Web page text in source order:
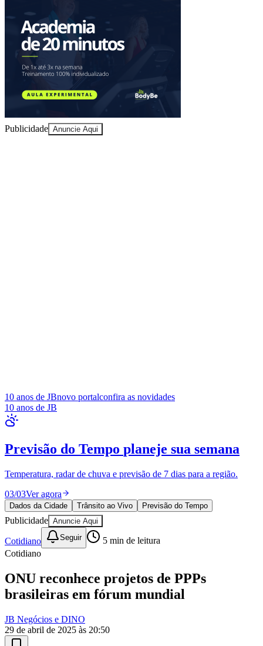
Goiás
Publicidade Anuncie Aqui
10 anos de JBnovo portalconfira as novidades
10 anos de JB
Dados da Cidade indicadores e
Orçamento municipal, indicadores sociais e dados de transparência
pública.
01/03Consultar
Dados da Cidade Trânsito ao Vivo
Publicidade Anuncie Aqui
Cotidiano
brasileiras em fórum mundial